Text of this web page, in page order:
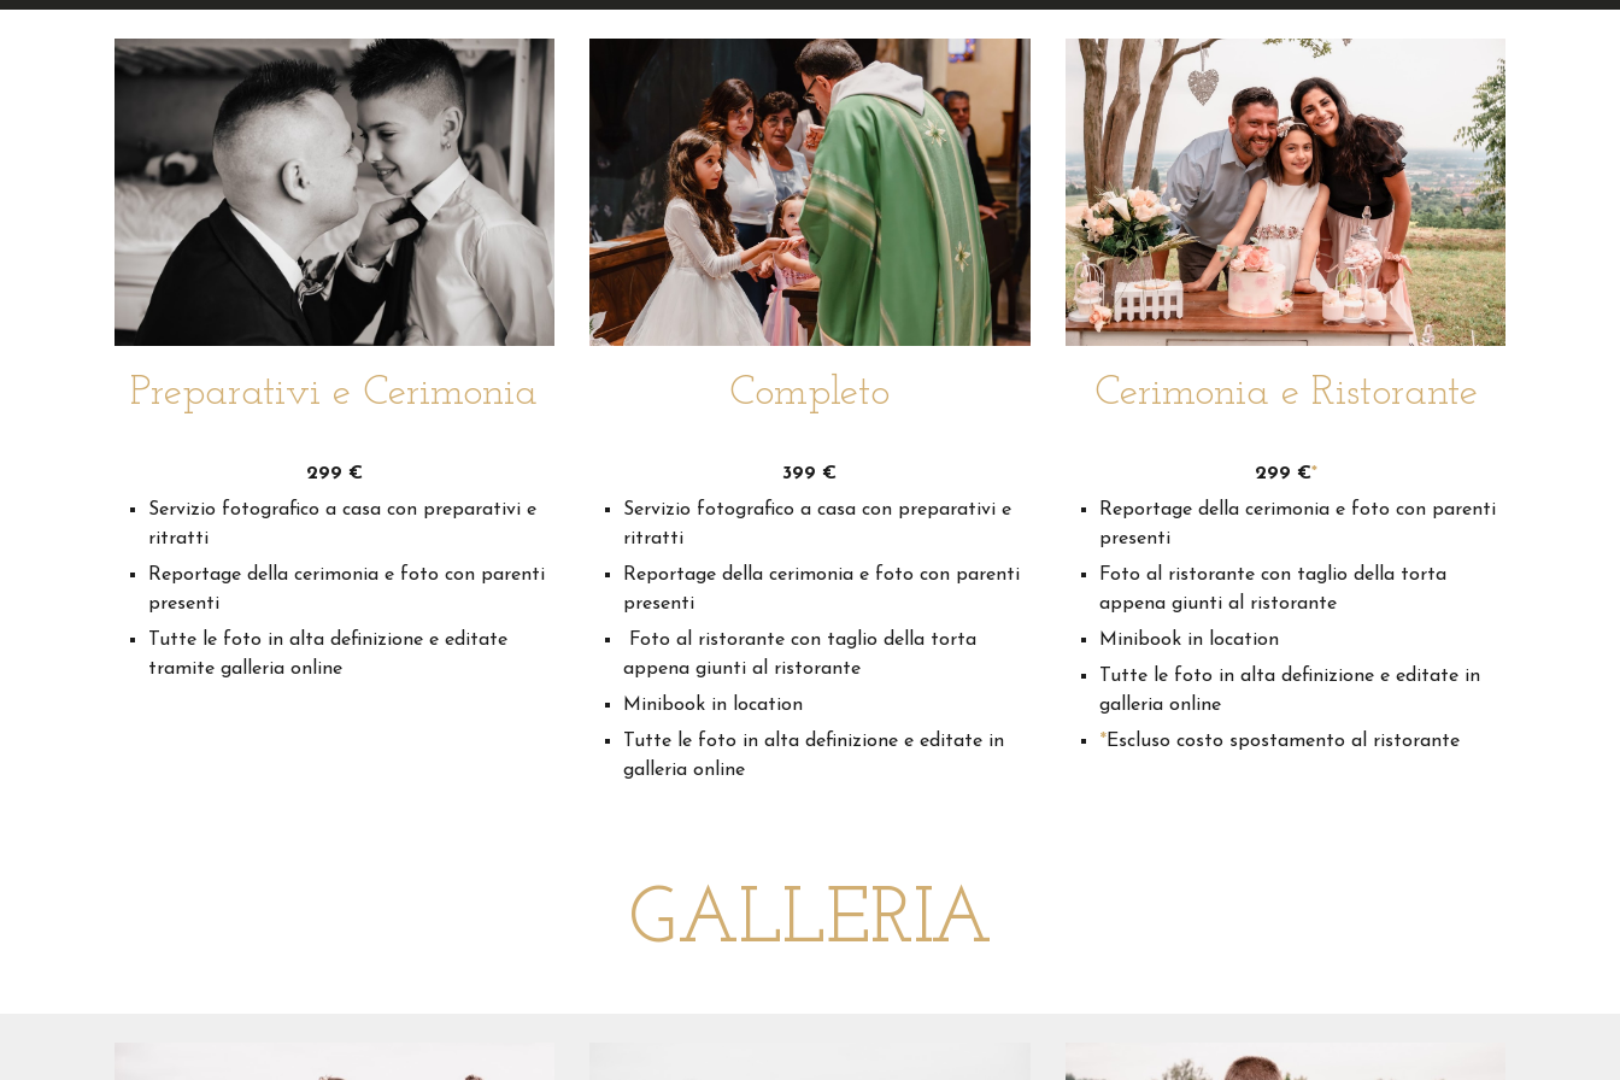
Preparativi e Cerimonia
299 €
Servizio fotografico a casa con preparativi e
ritratti
Reportage della cerimonia e foto con parenti
presenti
Tutte le foto in alta definizione e editate
tramite galleria online
Completo
399 €
Servizio fotografico a casa con preparativi e
ritratti
Reportage della cerimonia e foto con parenti
presenti
Foto al ristorante con taglio della torta
appena giunti al ristorante
Minibook in location
Tutte le foto in alta definizione e editate in
galleria online
Cerimonia e Ristorante
299 €*
Reportage della cerimonia e foto con parenti
presenti
Foto al ristorante con taglio della torta
appena giunti al ristorante
Minibook in location
Tutte le foto in alta definizione e editate in
galleria online
*Escluso costo spostamento al ristorante
GALLERIA